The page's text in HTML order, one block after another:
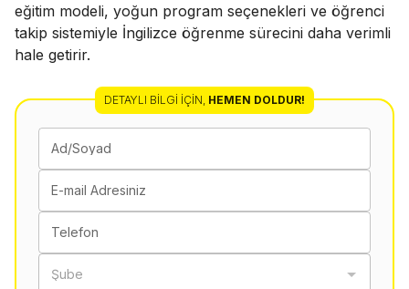
eğitim modeli, yoğun program seçenekleri ve öğrenci
takip sistemiyle İngilizce öğrenme sürecini daha verimli
hale getirir.
DETAYLI BILGI İÇIN HEMEN DOLDUR!
Ad/Soyad
E-mail Adresiniz
Telefon
Şube